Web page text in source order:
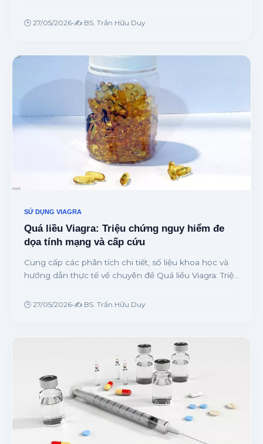
Viagra từ chuyên gia.
🕒 27/05/2026•✍️ BS. Trần Hữu Duy
SỬ DỤNG VIAGRA
Quá liều Viagra: Triệu chứng nguy hiểm đe
dọa tính mạng và cấp cứu
Cung cấp các phân tích chi tiết, số liệu khoa học và
hướng dẫn thực tế về chuyên đề Quá liều Viagra: Triệu
chuyên gia.
🕒 27/05/2026•✍️ BS. Trần Hữu Duy